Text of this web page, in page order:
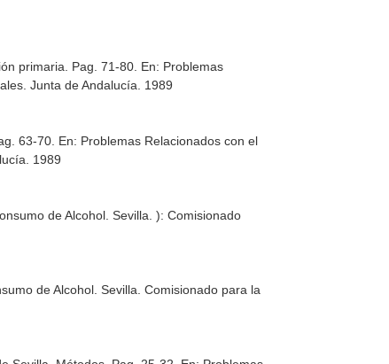
primaria. Pag. 71-80. En: Problemas
Junta de Andalucía. 1989
63-70. En: Problemas Relacionados con el
1989
de Alcohol . Sevilla. ): Comisionado
de Alcohol . Sevilla. Comisionado para la